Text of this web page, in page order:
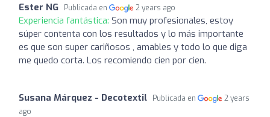
Ester NG Publicada en 2 years ago
Experiencia fantástica: Son muy profesionales, estoy
súper contenta con los resultados y lo más importante
es que son super cariñosos , amables y todo lo que diga
me quedo corta. Los recomiendo cien por cien.
Susana Márquez - Decotextil Publicada en
2 years
ago